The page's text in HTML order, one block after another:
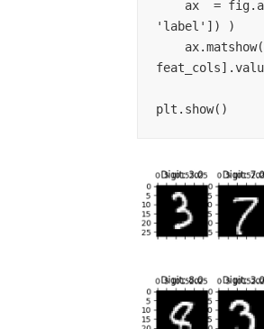
'label']) )
plt.show()